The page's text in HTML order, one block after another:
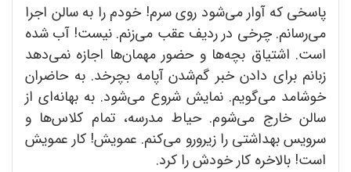
پاسخی که آوار می‌شود روی سرم! خودم را به سالن اجرا
می‌رسانم. چرخی در ردیف عقب می‌زنم. نیست! آب شده
است. اشتیاق بچه‌ها و حضور مهمان‌ها اجازه نمی‌دهد
زبانم برای دادن خبر گم‌شدن آپامه بچرخد. به حاضران
خوشامد می‌گویم. نمایش شروع می‌شود. به بهانه‌ای از
سالن خارج می‌شوم. حیاط مدرسه، تمام کلاس‌ها و
سرویس بهداشتی را زیرورو می‌کنم. عمویش! کار عمویش
است! بالاخره کار خودش را کرد.